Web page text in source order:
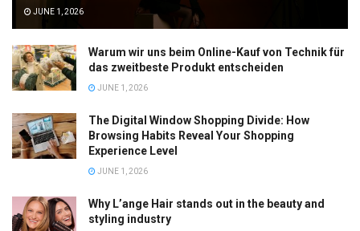
JUNE 1, 2026
Warum wir uns beim Online-Kauf von Technik für
das zweitbeste Produkt entscheiden
JUNE 1, 2026
The Digital Window Shopping Divide: How
Browsing Habits Reveal Your Shopping
Experience Level
JUNE 1, 2026
Why L’ange Hair stands out in the beauty and
styling industry